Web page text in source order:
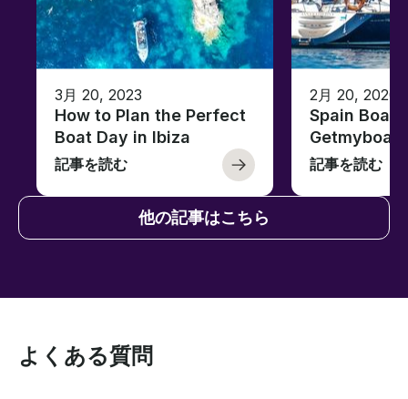
3月 20, 2023
How to Plan the Perfect
Boat Day in Ibiza
記事を読む
2月 20, 2020
Spain
Getmyboat
記事を読む
他の記事はこちら
よくある質問